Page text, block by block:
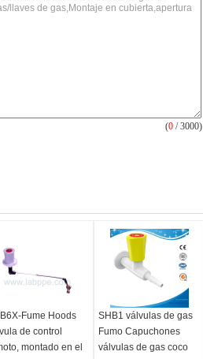
(0 / 3000)
Fume Hoods
de control
montado en el
SHB1 válvulas de gas
Fumo Capuchones
válvulas de gas coco